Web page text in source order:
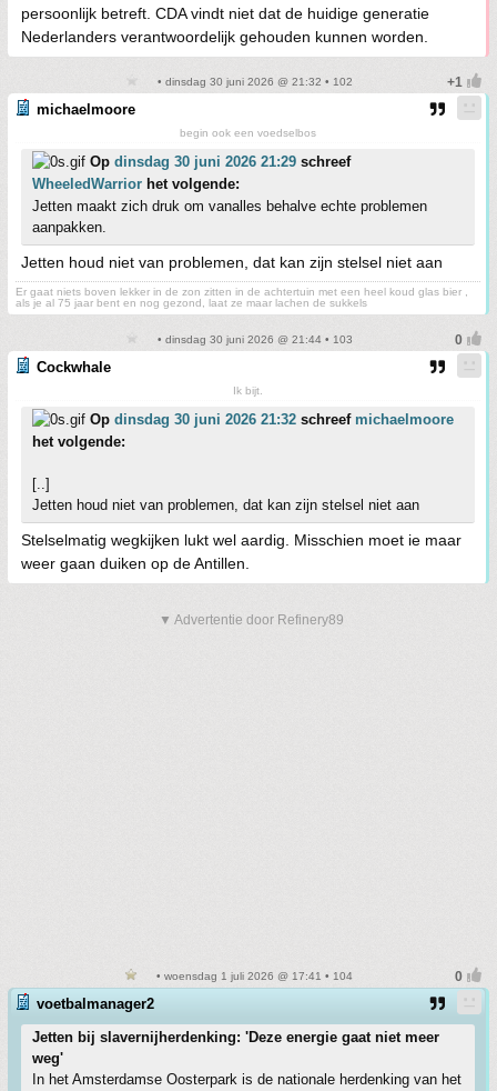
persoonlijk betreft. CDA vindt niet dat de huidige generatie
Nederlanders verantwoordelijk gehouden kunnen worden.
• dinsdag 30 juni 2026 @ 21:32 • 102
michaelmoore
begin ook een voedselbos
Op dinsdag 30 juni 2026 21:29 schreef
WheeledWarrior het volgende:
Jetten maakt zich druk om vanalles behalve echte problemen
aanpakken.
Jetten houd niet van problemen, dat kan zijn stelsel niet aan
Er gaat niets boven lekker in de zon zitten in de achtertuin met een heel koud glas bier ,
als je al 75 jaar bent en nog gezond, laat ze maar lachen de sukkels
• dinsdag 30 juni 2026 @ 21:44 • 103
Cockwhale
Ik bijt.
Op dinsdag 30 juni 2026 21:32 schreef michaelmoore
het volgende:
[..]
Jetten houd niet van problemen, dat kan zijn stelsel niet aan
Stelselmatig wegkijken lukt wel aardig. Misschien moet ie maar
weer gaan duiken op de Antillen.
▼ Advertentie door Refinery89
• woensdag 1 juli 2026 @ 17:41 • 104
voetbalmanager2
Jetten bij slavernijherdenking: 'Deze energie gaat niet meer
weg'
In het Amsterdamse Oosterpark is de nationale herdenking van het